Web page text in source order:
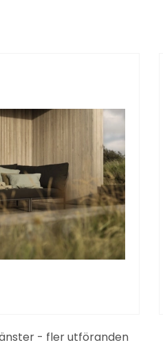
- fler utföranden